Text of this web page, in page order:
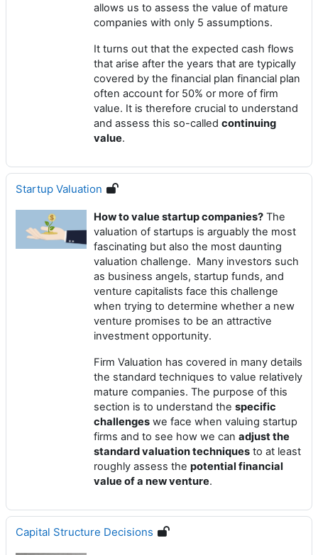
allows us to assess the value of mature
companies with only 5 assumptions.
It turns out that the expected cash flows
that arise after the years that are typically
covered by the financial plan financial plan
often account for 50% or more of firm
value. It is therefore crucial to understand
and assess this so-called continuing
value.
Startup Valuation
How to value startup companies? The
valuation of startups is arguably the most
fascinating but also the most daunting
valuation challenge. Many investors such
as business angels, startup funds, and
venture capitalists face this challenge
when trying to determine whether a new
venture promises to be an attractive
investment opportunity.
Firm Valuation has covered in many details
the standard techniques to value relatively
mature companies. The purpose of this
section is to understand the specific
challenges we face when valuing startup
firms and to see how we can adjust the
standard valuation techniques to at least
roughly assess the potential financial
value of a new venture.
Capital Structure Decisions